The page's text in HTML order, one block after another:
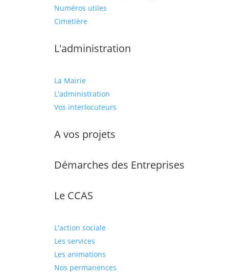
Numéros utiles
Cimetière
L'administration
La Mairie
L'administration
Vos interlocuteurs
A vos projets
Démarches des Entreprises
Le CCAS
L'action sociale
Les services
Les animations
Nos permanences